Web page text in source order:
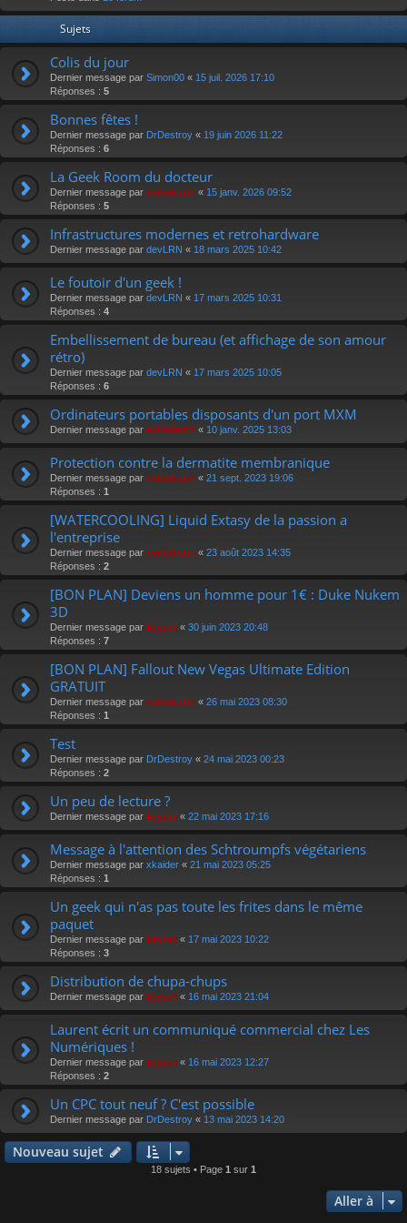
Sujets
Colis du jour
Dernier message par Simon00 « 15 juil. 2026 17:10
Réponses : 5
Bonnes fêtes !
Dernier message par DrDestroy « 19 juin 2026 11:22
Réponses : 6
La Geek Room du docteur
Dernier message par eviledeath « 15 janv. 2026 09:52
Réponses : 5
Infrastructures modernes et retrohardware
Dernier message par devLRN « 18 mars 2025 10:42
Le foutoir d'un geek !
Dernier message par devLRN « 17 mars 2025 10:31
Réponses : 4
Embellissement de bureau (et affichage de son amour
rétro)
Dernier message par devLRN « 17 mars 2025 10:05
Réponses : 6
Ordinateurs portables disposants d'un port MXM
Dernier message par eviledeath « 10 janv. 2025 13:03
Protection contre la dermatite membranique
Dernier message par eviledeath « 21 sept. 2023 19:06
Réponses : 1
[WATERCOOLING] Liquid Extasy de la passion a
l'entreprise
Dernier message par eviledeath « 23 août 2023 14:35
Réponses : 2
[BON PLAN] Deviens un homme pour 1€ : Duke Nukem
3D
Dernier message par keyser « 30 juin 2023 20:48
Réponses : 7
[BON PLAN] Fallout New Vegas Ultimate Edition
GRATUIT
Dernier message par eviledeath « 26 mai 2023 08:30
Réponses : 1
Test
Dernier message par DrDestroy « 24 mai 2023 00:23
Réponses : 2
Un peu de lecture ?
Dernier message par keyser « 22 mai 2023 17:16
Message à l'attention des Schtroumpfs végétariens
Dernier message par xkaider « 21 mai 2023 05:25
Réponses : 1
Un geek qui n'as pas toute les frites dans le même
paquet
Dernier message par keyser « 17 mai 2023 10:22
Réponses : 3
Distribution de chupa-chups
Dernier message par keyser « 16 mai 2023 21:04
Laurent écrit un communiqué commercial chez Les
Numériques !
Dernier message par keyser « 16 mai 2023 12:27
Réponses : 2
Un CPC tout neuf ? C'est possible
Dernier message par DrDestroy « 13 mai 2023 14:20
Nouveau sujet
18 sujets • Page 1 sur 1
Aller à